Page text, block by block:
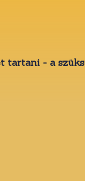
- a